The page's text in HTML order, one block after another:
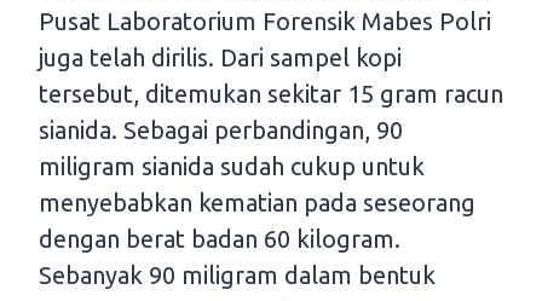
Pusat Laboratorium Forensik Mabes Polri
juga telah dirilis. Dari sampel kopi
tersebut, ditemukan sekitar 15 gram racun
sianida. Sebagai perbandingan, 90
miligram sianida sudah cukup untuk
menyebabkan kematian pada seseorang
dengan berat badan 60 kilogram.
Sebanyak 90 miligram dalam bentuk